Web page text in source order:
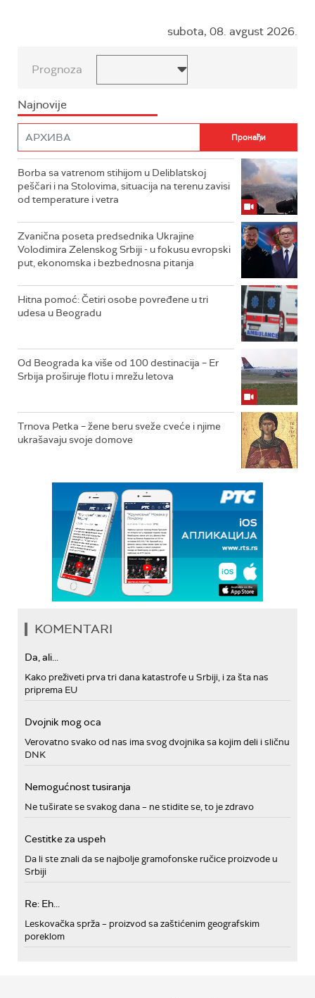
subota, 08. avgust 2026.
Prognoza
Najnovije
Borba sa vatrenom stihijom u Deliblatskoj
peščari i na Stolovima, situacija na terenu zavisi
od temperature i vetra
Zvanična poseta predsednika Ukrajine
Volodimira Zelenskog Srbiji - u fokusu evropski
put, ekonomska i bezbednosna pitanja
Hitna pomoć: Četiri osobe povređene u tri
udesa u Beogradu
Od Beograda ka više od 100 destinacija – Er
Srbija proširuje flotu i mrežu letova
Trnova Petka – žene beru sveže cveće i njime
ukrašavaju svoje domove
KOMENTARI
Da, ali...
Kako preživeti prva tri dana katastrofe u Srbiji, i za šta nas
priprema EU
Dvojnik mog oca
Verovatno svako od nas ima svog dvojnika sa kojim deli i sličnu
DNK
Nemogućnost tusiranja
Ne tuširate se svakog dana – ne stidite se, to je zdravo
Cestitke za uspeh
Da li ste znali da se najbolje gramofonske ručice proizvode u
Srbiji
Re: Eh...
Leskovačka sprža – proizvod sa zaštićenim geografskim
poreklom